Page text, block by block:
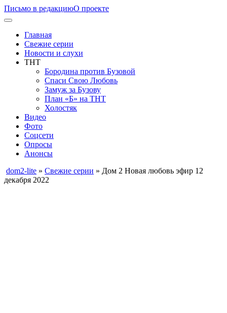
Письмо в редакциюО проекте
Главная
Свежие серии
Новости и слухи
ТНТ
Бородина против Бузовой
Спаси Свою Любовь
Замуж за Бузову
План «Б» на ТНТ
Холостяк
Видео
Фото
Соцсети
Опросы
Анонсы
dom2-lite » Свежие серии » Дом 2 Новая любовь эфир 12
декабря 2022